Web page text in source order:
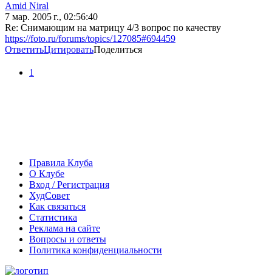
Amid Niral
7 мар. 2005 г., 02:56:40
Re: Снимающим на матрицу 4/3 вопрос по качеству
https://foto.ru/forums/topics/127085#694459
ОтветитьЦитироватьПоделиться
1
Правила Клуба
О Клубе
Вход / Регистрация
ХудСовет
Как связаться
Статистика
Реклама на сайте
Вопросы и ответы
Политика конфиденциальности